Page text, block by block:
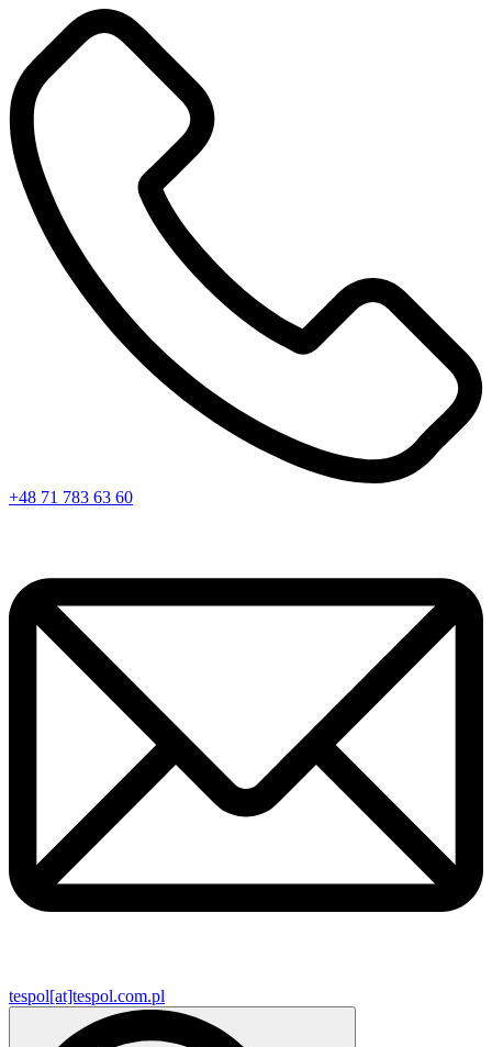
+48 71 783 63 60
tespol[at]tespol.com.pl
Search